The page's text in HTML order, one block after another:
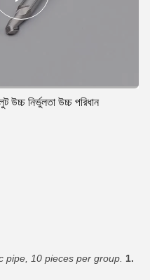
উচ্চ নির্ভুলতা উচ্চ পরিধান
pipe, 10 pieces per group. 1.